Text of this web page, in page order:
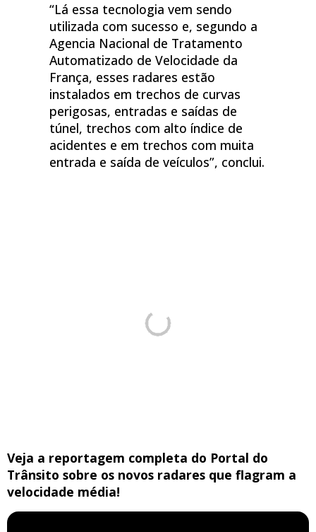
“Lá essa tecnologia vem sendo
utilizada com sucesso e, segundo a
Agencia Nacional de Tratamento
Automatizado de Velocidade da
França, esses radares estão
instalados em trechos de curvas
perigosas, entradas e saídas de
túnel, trechos com alto índice de
acidentes e em trechos com muita
entrada e saída de veículos”, conclui.
Veja a reportagem completa do Portal do
Trânsito sobre os novos radares que flagram a
velocidade média!